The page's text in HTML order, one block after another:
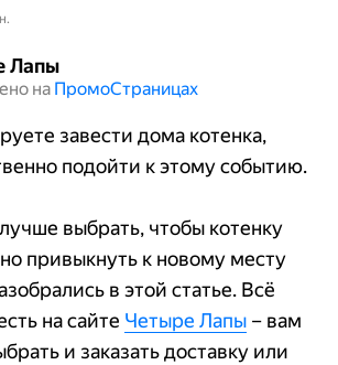
Лапы
на Промо​​​​​​​Страницах
завести дома котенка,
подойти к этому событию.
выбрать, чтобы котенку
привыкнуть к новому месту
в этой статье. Всё
на сайте Четыре Лапы – вам
и заказать доставку или